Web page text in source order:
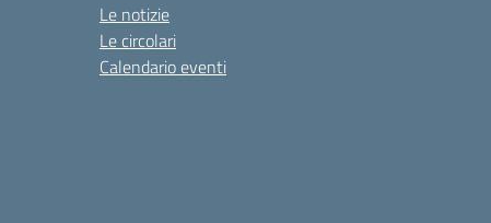
Le notizie
Le circolari
Calendario eventi